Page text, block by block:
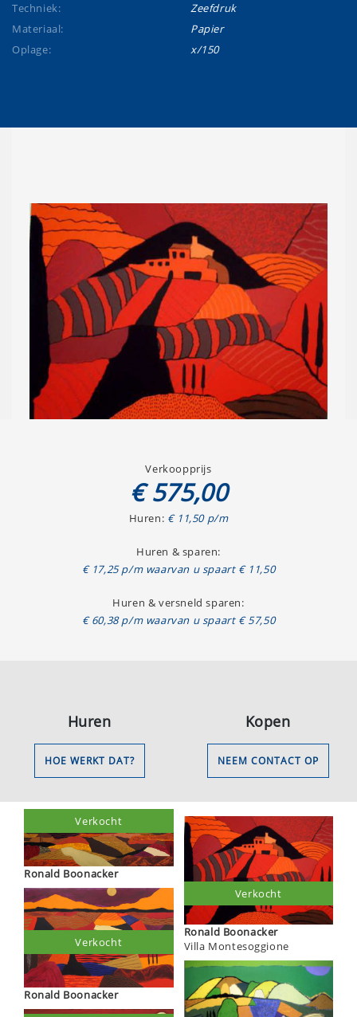
Techniek:
Zeefdruk
Materiaal:
Papier
Oplage:
x/150
Verkoopprijs
€ 575,00
Huren: € 11,50 p/m
Huren & sparen:
€ 17,25 p/m waarvan u spaart € 11,50
Huren & versneld sparen:
€ 60,38 p/m waarvan u spaart € 57,50
Huren
HOE WERKT DAT?
Kopen
NEEM CONTACT OP
Ronald Boonacker
Verkocht
Ronald Boonacker
Verkocht
Ronald Boonacker
Villa Montesoggione
Verkocht